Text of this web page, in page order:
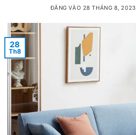
ĐĂNG VÀO 28 THÁNG 8, 2023
28
Th8